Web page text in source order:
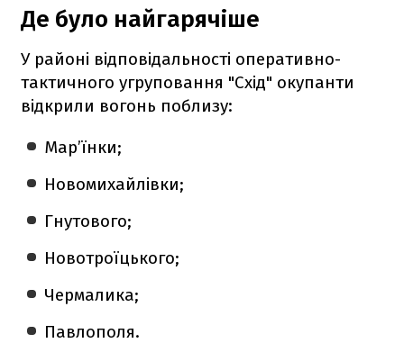
Де було найгарячіше
У районі відповідальності оперативно-
тактичного угруповання "Схід" окупанти
відкрили вогонь поблизу:
Мар’їнки;
Новомихайлівки;
Гнутового;
Новотроїцького;
Чермалика;
Павлополя.